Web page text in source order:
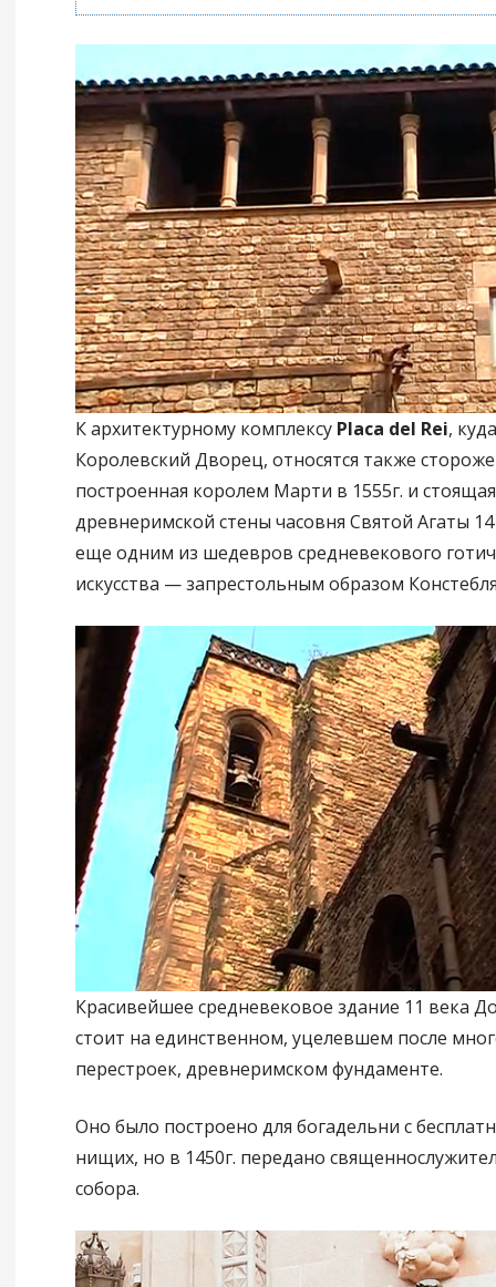
К архитектурному комплексу Placa del Rei,
Королевский Дворец, относятся также
построенная королем Марти в 1555г. и
древнеримской стены часовня Святой Агаты 14
еще одним из шедевров средневекового
искусства — запрестольным образом
Красивейшее средневековое здание 11 века
стоит на единственном, уцелевшем после
перестроек, древнеримском фундаменте.
Оно было построено для богадельни с
нищих, но в 1450г. передано
собора.